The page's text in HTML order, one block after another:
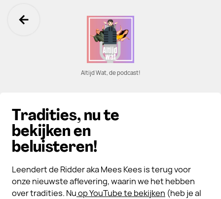
Ga terug
Altijd Wat, de podcast!
Tradities, nu te
bekijken en
beluisteren!
Leendert de Ridder aka Mees Kees is terug voor
onze nieuwste aflevering, waarin we het hebben
over tradities. Nuop YouTube te bekijken (heb je al